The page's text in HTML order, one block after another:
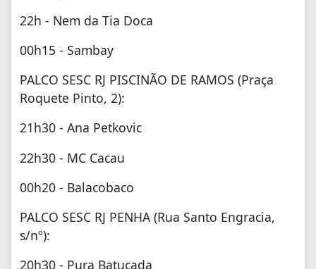
22h - Nem da Tia Doca
00h15 - Sambay
PALCO SESC RJ PISCINÃO DE RAMOS (Praça
Roquete Pinto, 2):
21h30 - Ana Petkovic
22h30 - MC Cacau
00h20 - Balacobaco
PALCO SESC RJ PENHA (Rua Santo Engracia,
s/nº):
20h30 - Pura Batucada